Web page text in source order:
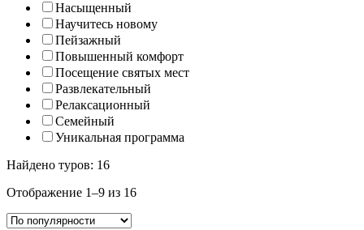
Насыщенный
Научитесь новому
Пейзажный
Повышенный комфорт
Посещение святых мест
Развлекательный
Релаксационный
Семейный
Уникальная программа
Найдено туров: 16
Отображение 1–9 из 16Сортировка: